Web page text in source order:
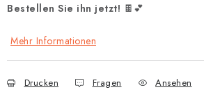
Bestellen Sie ihn jetzt! 🍫💕
Mehr Informationen
Drucken Fragen Ansehen